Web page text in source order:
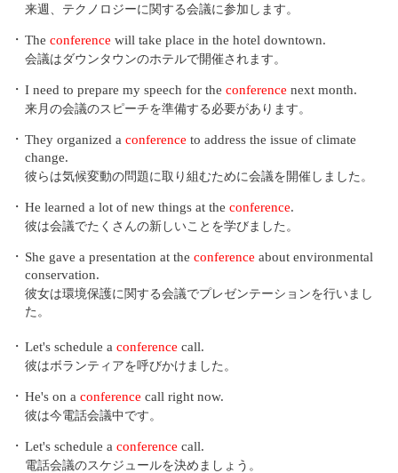
来週、テクノロジーに関する会議に参加します。
・ The conference will take place in the hotel downtown.
会議はダウンタウンのホテルで開催されます。
・ I need to prepare my speech for the conference next month.
来月の会議のスピーチを準備する必要があります。
・ They organized a conference to address the issue of climate
change.
彼らは気候変動の問題に取り組むために会議を開催しました。
・ He learned a lot of new things at the conference.
彼は会議でたくさんの新しいことを学びました。
・ She gave a presentation at the conference about environmental
conservation.
彼女は環境保護に関する会議でプレゼンテーションを行いまし
た。
・ Let's schedule a conference call.
彼はボランティアを呼びかけました。
・ He's on a conference call right now.
彼は今電話会議中です。
・ Let's schedule a conference call.
電話会議のスケジュールを決めましょう。